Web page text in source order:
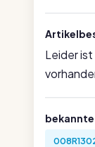
Leider